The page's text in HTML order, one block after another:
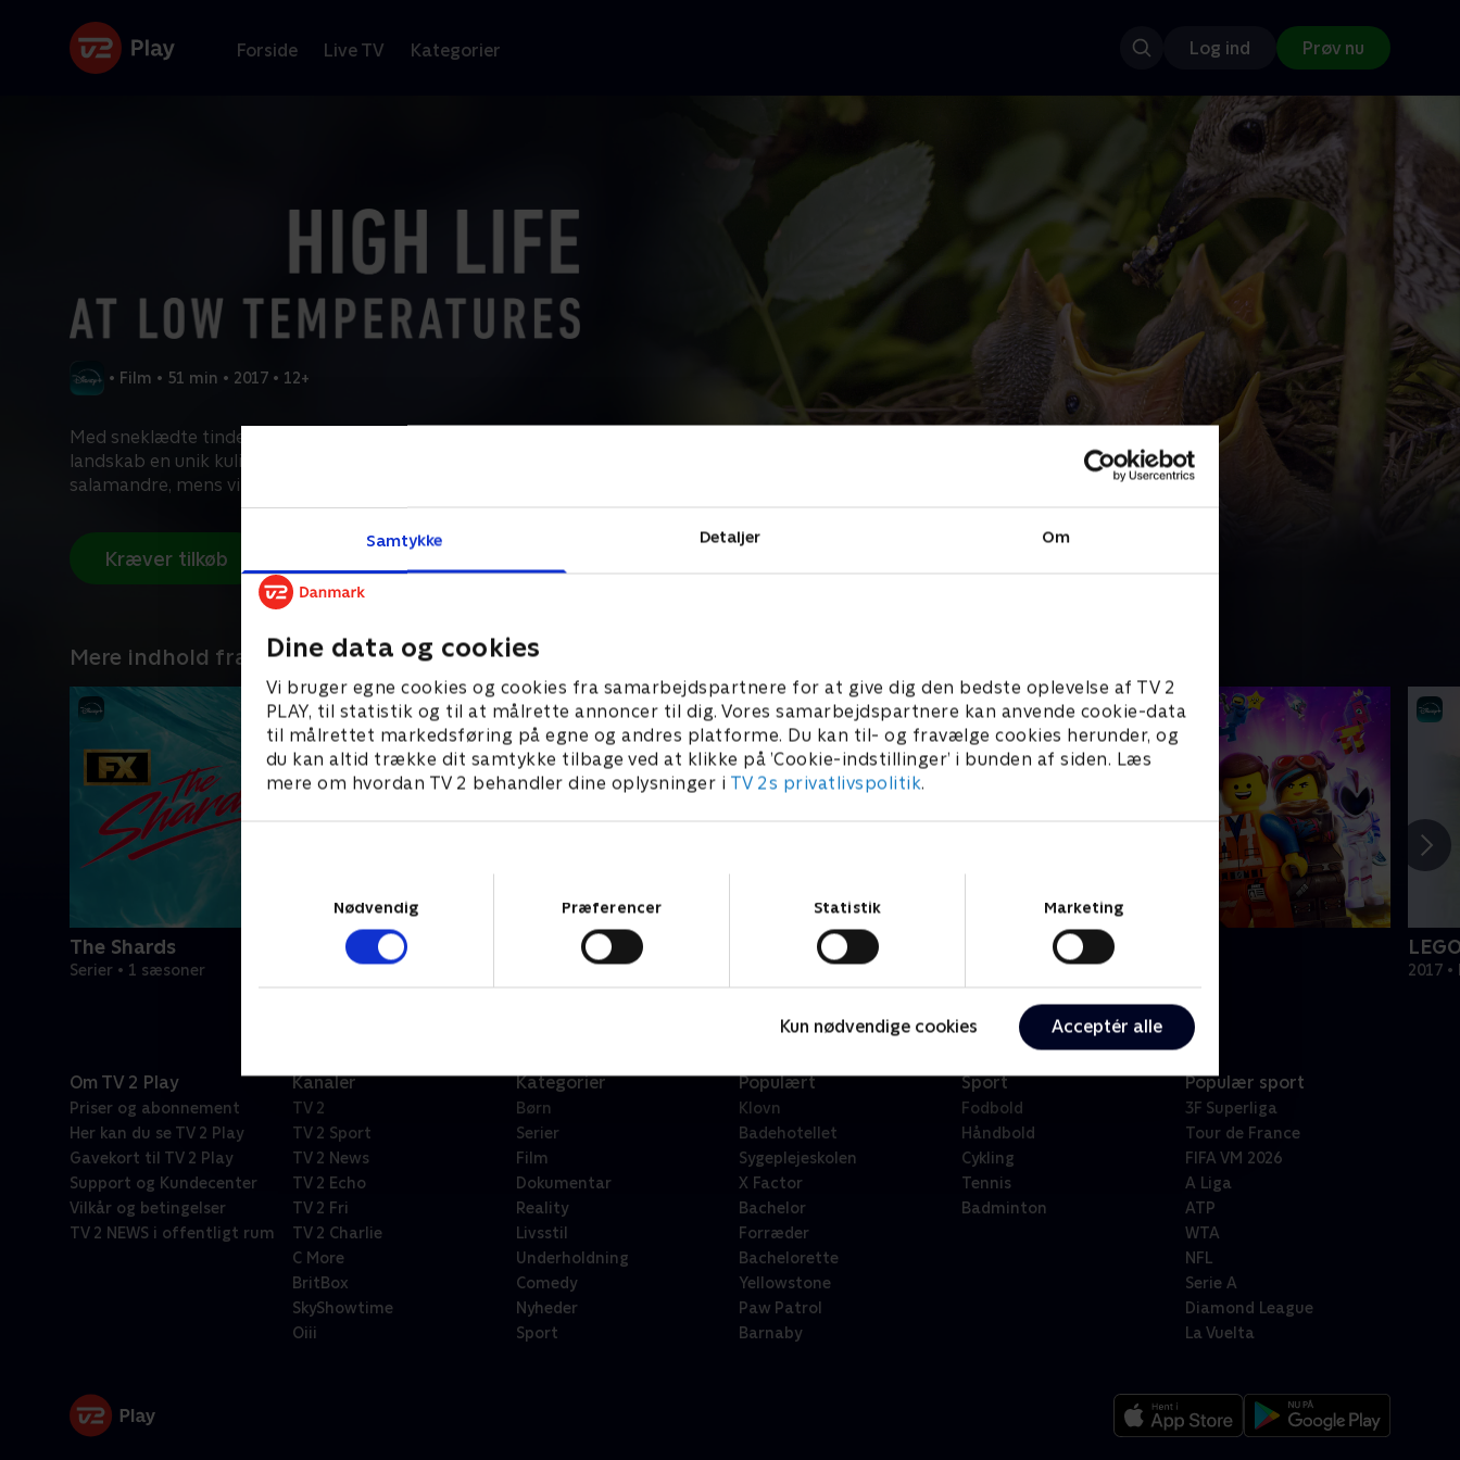
Samtykke Detaljer Om
Dine data og cookies
Vi bruger egne cookies og cookies fra samarbejdspartnere for at give dig den bedste oplevelse af TV 2
PLAY, til statistik og til at målrette annoncer til dig. Vores samarbejdspartnere kan anvende cookie-data
til målrettet markedsføring på egne og andres platforme. Du kan til- og fravælge cookies herunder, og
du kan altid trække dit samtykke tilbage ved at klikke på ’Cookie-indstillinger’ i bunden af siden. Læs
mere om hvordan TV 2 behandler dine oplysninger i TV 2s privatlivspolitik.
Nødvendig
Præferencer Statistik Marketing
Kun nødvendige cookies Acceptér alle
Forside Live TV Kategorier Log ind Prøv nu
• Film • 51 min • 2017 • 12+
Med sneklædte tinder og iskolde vinde danner Lungaus alpine
landskab en unik kulisse. Sommeren summer af liv med ørne og
salamandre, mens vinterens kulde nærmer sig.
Kræver tilkøb
Mere indhold fra Disney+
The Shards
Serier • 1 sæsoner
Star Wars: Visions Presents - The Ninth Jedi
Serier • 1 sæsoner
LEGO filmen 2
2019 • Film • 1 t. 47 min 2017
Om TV 2 Play
Priser og abonnement
Her kan du se TV 2 Play
Gavekort til TV 2 Play
Support og Kundecenter
Vilkår og betingelser
TV 2 NEWS i offentligt rum
Kanaler
TV 2
TV 2 Sport
TV 2 News
TV 2 Echo
TV 2 Fri
TV 2 Charlie
C More
BritBox
SkyShowtime
Oiii
Kategorier
Børn
Serier
Film
Dokumentar
Reality
Livsstil
Underholdning
Comedy
Nyheder
Sport
Populært
Klovn
Badehotellet
Sygeplejeskolen
X Factor
Bachelor
Forræder
Bachelorette
Yellowstone
Paw Patrol
Barnaby
Sport
Fodbold
Håndbold
Cykling
Tennis
Badminton
Populær sport
3F Superliga
Tour de France
FIFA VM 2026
A Liga
ATP
WTA
NFL
Serie A
Diamond League
La Vuelta